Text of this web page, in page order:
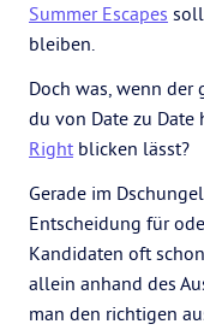
Summer Escapes
bleiben.
Doch was, wenn der
du von Date zu Date
Right blicken lässt?
Gerade im
Entscheidung für
Kandidaten oft
allein anhand des
man den richtigen